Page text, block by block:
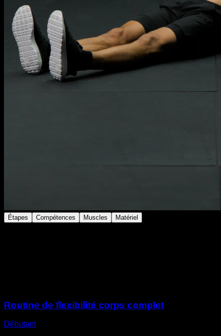
Étapes Compétences Muscles Matériel
Routine de flexibilité corps complet
Débutant